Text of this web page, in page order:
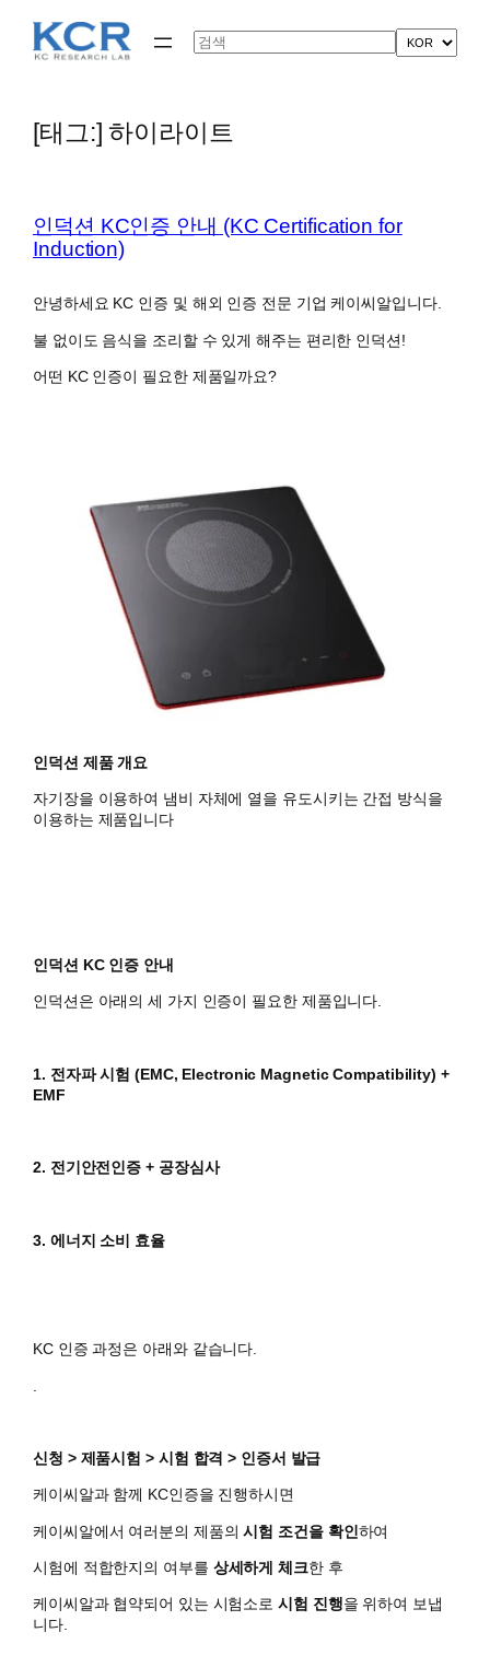
Search
[태그:]하이라이트
인덕션 KC인증 안내 (KC Certification for
Induction)
안녕하세요 KC 인증 및 해외 인증 전문 기업 케이씨알입니다.
불 없이도 음식을 조리할 수 있게 해주는 편리한 인덕션!
어떤 KC 인증이 필요한 제품일까요?
인덕션 제품 개요
자기장을 이용하여 냄비 자체에 열을 유도시키는 간접 방식을
이용하는 제품입니다
인덕션 KC 인증 안내
인덕션은 아래의 세 가지 인증이 필요한 제품입니다.
1. 전자파 시험 (EMC, Electronic Magnetic Compatibility) +
EMF
2. 전기안전인증 + 공장심사
3. 에너지 소비 효율
KC 인증 과정은 아래와 같습니다.
신청 > 제품시험 > 시험 합격 > 인증서 발급
케이씨알과 함께 KC인증을 진행하시면
​케이씨알에서 여러분의 제품의시험 조건을 확인하여
시험에 적합한지의 여부를 상세하게 체크한 후
케이씨알과 협약되어 있는 시험소로시험 진행을 위하여 보냅
니다.